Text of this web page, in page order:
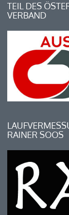
TEIL DES
VERBAND
RAINER SOOS